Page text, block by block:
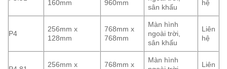
160mm
960mm
sân khấu
hệ
P4
256mm x
128mm
768mm x
768mm
Màn hình
ngoài trời,
sân khấu
Liên
hệ
256mm x
768mm x
Màn hình
Liên